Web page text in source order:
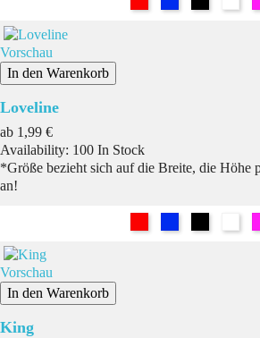
Vorschau
In den Warenkorb
Loveline
ab Preis
1,99 €
Availability: 100 In Stock
*Größe bezieht sich auf die Breite, die Höhe
an!
Vorschau
In den Warenkorb
King